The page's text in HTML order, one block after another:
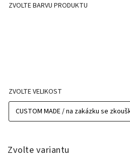
ZVOLTE BARVU PRODUKTU
ZVOLTE VELIKOST
Zvolte variantu